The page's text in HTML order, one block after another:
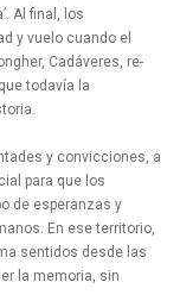
Al final, los
y vuelo cuando el
Cadáveres, re-
todavía la
y convicciones, a
para que los
de esperanzas y
En ese territorio,
sentidos desde las
la memoria, sin